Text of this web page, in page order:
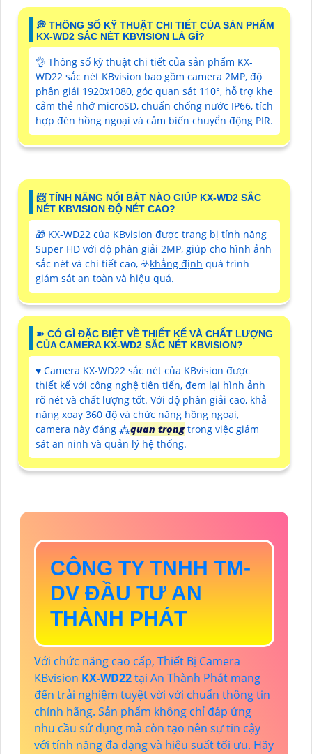
️💭 THÔNG SỐ KỸ THUẬT CHI TIẾT CỦA SẢN PHẨM
KX-WD2 SẮC NÉT KBVISION LÀ GÌ?
👌 Thông số kỹ thuật chi tiết của sản phẩm KX-
WD22 sắc nét KBvision bao gồm camera 2MP, độ
phân giải 1920x1080, góc quan sát 110°, hỗ trợ khe
cắm thẻ nhớ microSD, chuẩn chống nước IP66, tích
hợp đèn hồng ngoại và cảm biến chuyển động PIR.
📨 TÍNH NĂNG NỔI BẬT NÀO GIÚP KX-WD2 SẮC
NÉT KBVISION ĐỘ NÉT CAO?
🎁 KX-WD22 của KBvision được trang bị tính năng
Super HD với độ phân giải 2MP, giúp cho hình ảnh
sắc nét và chi tiết cao, ☣️khẳng định quá trình
giám sát an toàn và hiệu quả.
➽ CÓ GÌ ĐẶC BIỆT VỀ THIẾT KẾ VÀ CHẤT LƯỢNG
CỦA CAMERA KX-WD2 SẮC NÉT KBVISION?
♥️ Camera KX-WD22 sắc nét của KBvision được
thiết kế với công nghệ tiên tiến, đem lại hình ảnh
rõ nét và chất lượng tốt. Với độ phân giải cao, khả
năng xoay 360 độ và chức năng hồng ngoại,
camera này đáng ⁂quan trọngtrong việc giám
sát an ninh và quản lý hệ thống.
CÔNG TY TNHH TM-
DV ĐẦU TƯ AN
THÀNH PHÁT
Với chức năng cao cấp, Thiết Bị Camera
KBvision KX-WD22tại An Thành Phát mang
đến trải nghiệm tuyệt vời với chuẩn thông tin
chính hãng. Sản phẩm không chỉ đáp ứng
nhu cầu sử dụng mà còn tạo nên sự tin cậy
với tính năng đa dạng và hiệu suất tối ưu. Hãy